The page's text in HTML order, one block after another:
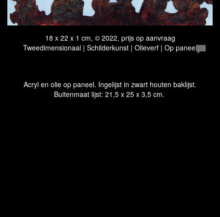
18 x 22 x 1 cm, © 2022, prijs op aanvraag
Tweedimensionaal | Schilderkunst | Olieverf | Op paneel
Acryl en olie op paneel. Ingelijst in zwart houten baklijst.
Buitenmaat lijst: 21,5 x 25 x 3,5 cm.